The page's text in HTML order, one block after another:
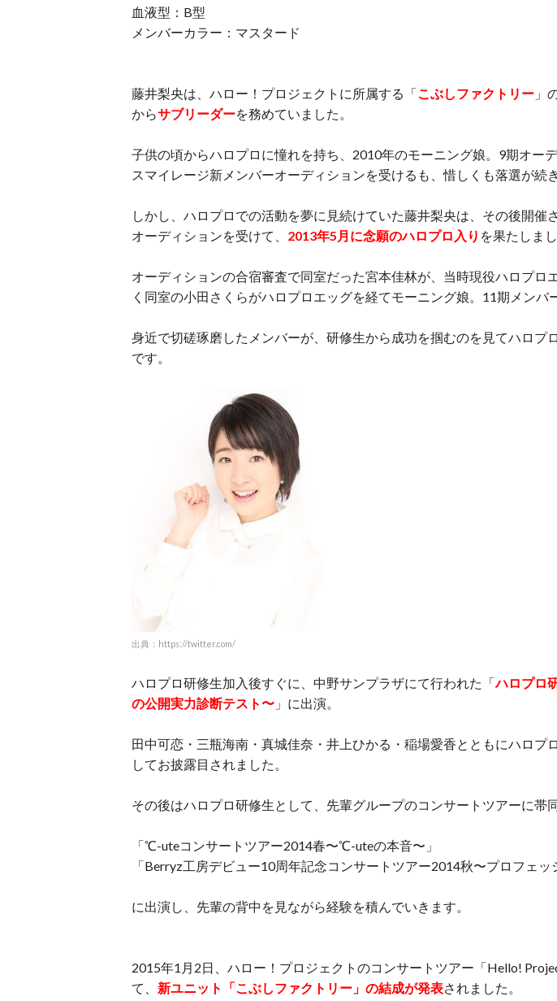
血液型：B型
メンバーカラー：マスタード
藤井梨央は、ハロー！プロジェクトに所属する「こぶしファクトリー 」
からサブリーダーを務めていました。
子供の頃からハロプロに憧れを持ち、2010年のモーニング娘。9期オー
スマイレージ新メンバーオーディションを受けるも、惜しくも落選が続き
しかし、ハロプロでの活動を夢に見続けていた藤井梨央は、その後開催
オーディションを受けて、 2013年5月に念願のハロプロ入り を果たしまし
オーディションの合宿審査で同室だった宮本佳林が、当時現役ハロプロ
く同室の小田さくらがハロプロエッグを経てモーニング娘。11期メンバ
身近で切磋琢磨したメンバーが、研修生から成功を掴むのを見てハロプ
です。
出典：https://twitter.com/
ハロプロ研修生加入後すぐに、中野サンプラザにて行われた「ハロプロ
の公開実力診断テスト〜 」に出演。
田中可恋・三瓶海南・真城佳奈・井上ひかる・稲場愛香とともにハロプ
してお披露目されました。
その後はハロプロ研修生として、先輩グループのコンサートツアーに帯
「℃-uteコンサートツアー2014春〜℃-uteの本音〜」
「Berryz工房デビュー10周年記念コンサートツアー2014秋〜プロフェッ
に出演し、先輩の背中を見ながら経験を積んでいきます。
2015年1月2日、ハロー！プロジェクトのコンサートツアー「Hello!
て、 新ユニット「こぶしファクトリー」の結成が発表されました。